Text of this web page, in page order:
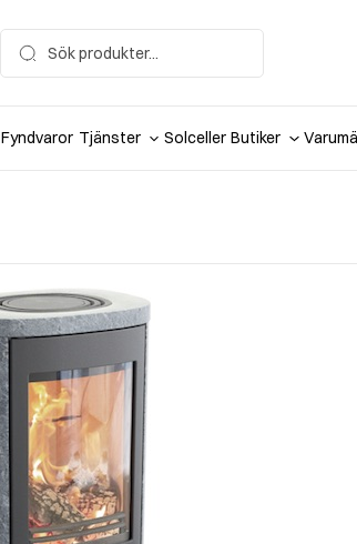
for:
Fyndvaror Tjänster Solceller Butiker